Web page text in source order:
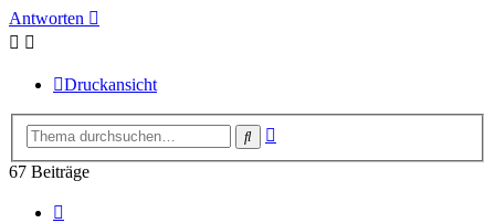
Antworten
Druckansicht
Suche
67 Beiträge